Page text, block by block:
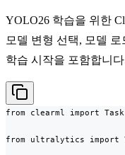
YOLO26 학습을 위한
모델 변형 선택, 모델
학습 시작을 포함합니
from clearml import Task
from ultralytics import